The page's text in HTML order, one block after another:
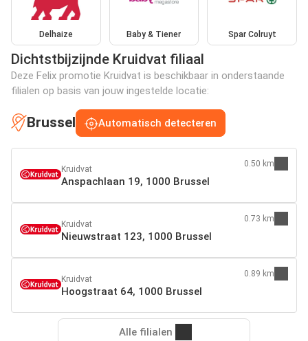
Delhaize Baby & Tiener Spar Colruyt
Dichtstbijzijnde Kruidvat filiaal
Deze Felix promotie Kruidvat is beschikbaar in onderstaande
filialen op basis van jouw ingestelde locatie:
Brussel Automatisch detecteren
Kruidvat
Anspachlaan 19, 1000 Brussel
0.50 km
Kruidvat
Nieuwstraat 123, 1000 Brussel
0.73 km
Kruidvat
Hoogstraat 64, 1000 Brussel
0.89 km
Alle filialen